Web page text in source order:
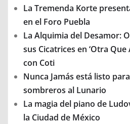
La Tremenda Korte
en el Foro Puebla
La Alquimia del Desamor:
sus Cicatrices en ‘Otra Que
con Coti
Nunca Jamás está listo
sombreros al Lunario
La magia del piano de
la Ciudad de México